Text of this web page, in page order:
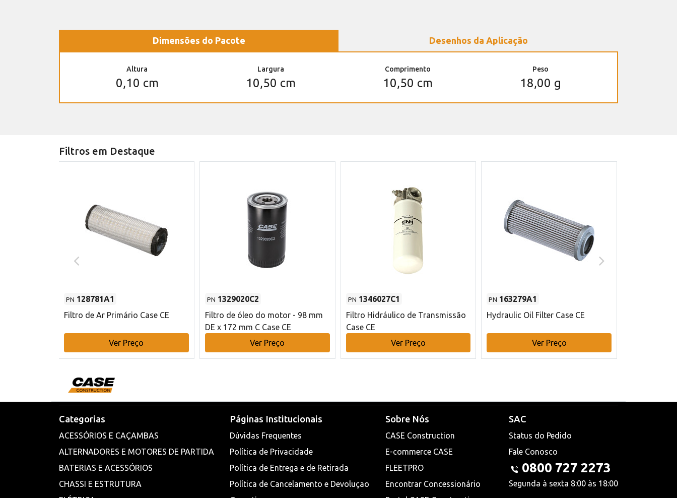
Dimensões do Pacote Desenhos da Aplicação
Altura
0,10 cm
Largura
10,50 cm
Comprimento
10,50 cm
Peso
18,00 g
Filtros em Destaque
PN 128781A1
Filtro de Ar Primário Case CE
Ver Preço
PN 1329020C2
Filtro de óleo do motor - 98 mm
DE x 172 mm C Case CE
Ver Preço
PN 1346027C1
Filtro Hidráulico de Transmissão
Case CE
Ver Preço
PN 163279A1
Hydraulic Oil Filter Case CE
Ver Preço
Categorias
ACESSÓRIOS E CAÇAMBAS
ALTERNADORES E MOTORES DE PARTIDA
BATERIAS E ACESSÓRIOS
CHASSI E ESTRUTURA
Páginas Institucionais
Dúvidas Frequentes
Política de Privacidade
Política de Entrega e de Retirada
Política de Cancelamento e Devoluçao
Sobre Nós
CASE Construction
E-commerce CASE
FLEETPRO
Encontrar Concessionário
SAC
Status do Pedido
Fale Conosco
0800 727 2273
Segunda à sexta 8:00 às 18:00